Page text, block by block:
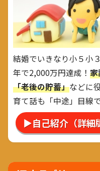
結婚でいきなり小５小
年で2,000万円達成！ 家
「老後の貯蓄」などに
育て話も「中途」目線
▶自己紹介（詳細